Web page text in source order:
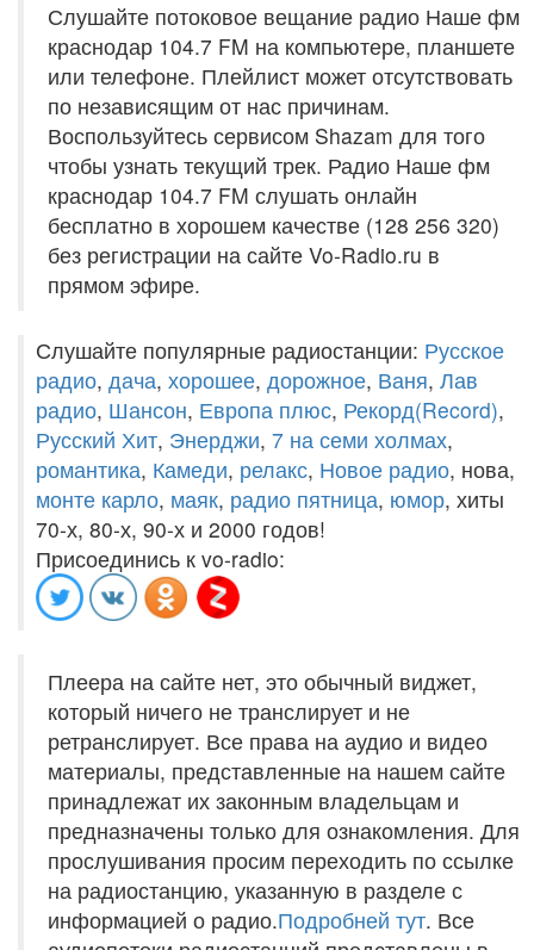
Слушайте потоковое вещание радио Наше фм
краснодар 104.7 FM на компьютере, планшете
или телефоне. Плейлист может отсутствовать
по независящим от нас причинам.
Воспользуйтесь сервисом Shazam для того
чтобы узнать текущий трек. Радио Наше фм
краснодар 104.7 FM слушать онлайн
бесплатно в хорошем качестве (128 256 320)
без регистрации на сайте Vo-Radio.ru в
прямом эфире.
Слушайте популярные радиостанции: Русское
радио, дача, хорошее, дорожное, Ваня, Лав
радио, Шансон, Европа плюс, Рекорд(Record),
Русский Хит, Энерджи, 7 на семи холмах,
романтика, Камеди, релакс, Новое радио, нова,
монте карло, маяк, радио пятница, юмор, хиты
70-х, 80-х, 90-х и 2000 годов!
Присоединись к vo-radio:
Плеера на сайте нет, это обычный виджет,
который ничего не транслирует и не
ретранслирует. Все права на аудио и видео
материалы, представленные на нашем сайте
принадлежат их законным владельцам и
предназначены только для ознакомления. Для
прослушивания просим переходить по ссылке
на радиостанцию, указанную в разделе с
информацией о радио.Подробней тут. Все